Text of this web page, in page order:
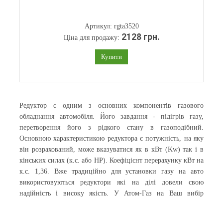
Артикул: rgta3520
Ціна для продажу: 2128 грн.
Купити
Редуктор є одним з основних компонентів газового
обладнання автомобіля. Його завдання - підігрів газу,
перетворення його з рідкого стану в газоподібний.
Основною характеристикою редуктора є потужність, на яку
він розрахований, може вказуватися як в кВт (Kw) так і в
кінських силах (к.с. або HP). Коефіцієнт перерахунку кВт на
к.с. 1,36. Вже традиційно для установки газу на авто
використовуються редуктори які на ділі довели свою
надійність і високу якість. У Атом-Газ на Ваш вибір